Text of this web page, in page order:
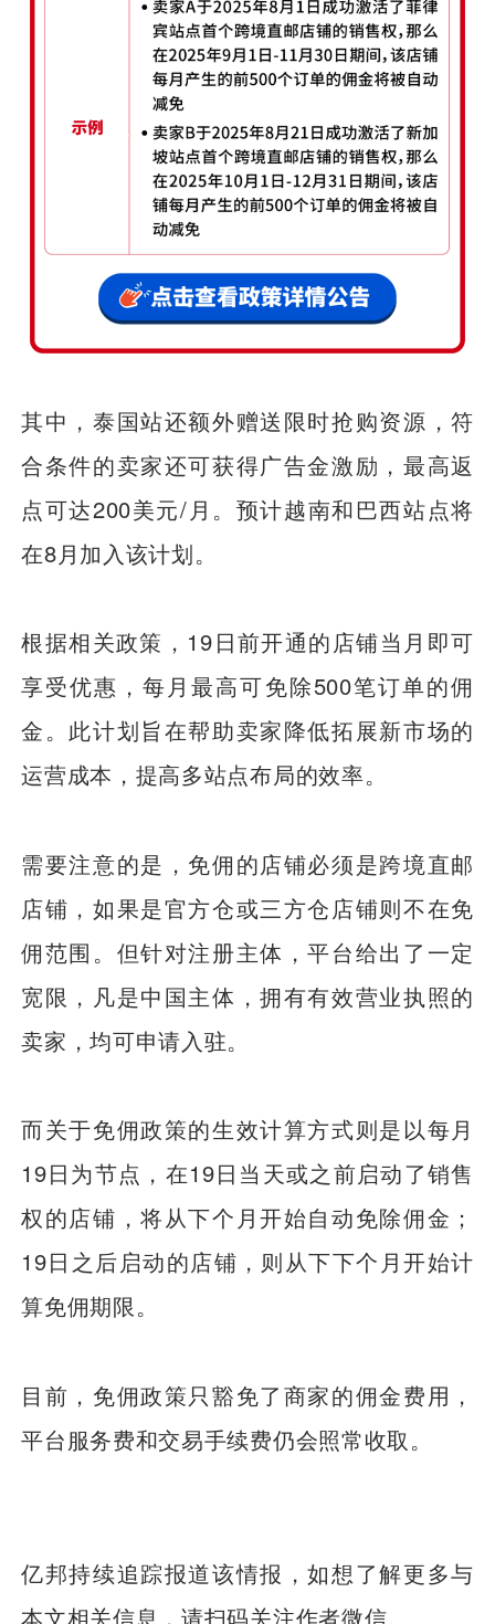
其中，泰国站还额外赠送限时抢购资源，符
合条件的卖家还可获得广告金激励，最高返
点可达200美元/月。预计越南和巴西站点将
在8月加入该计划。
根据相关政策，19日前开通的店铺当月即可
享受优惠，每月最高可免除500笔订单的佣
金。此计划旨在帮助卖家降低拓展新市场的
运营成本，提高多站点布局的效率。
需要注意的是，免佣的店铺必须是跨境直邮
店铺，如果是官方仓或三方仓店铺则不在免
佣范围。但针对注册主体，平台给出了一定
宽限，凡是中国主体，拥有有效营业执照的
卖家，均可申请入驻。
而关于免佣政策的生效计算方式则是以每月
19日为节点，在19日当天或之前启动了销售
权的店铺，将从下个月开始自动免除佣金；
19日之后启动的店铺，则从下下个月开始计
算免佣期限。
目前，免佣政策只豁免了商家的佣金费用，
平台服务费和交易手续费仍会照常收取。
亿邦持续追踪报道该情报，如想了解更多与
本文相关信息，请扫码关注作者微信。